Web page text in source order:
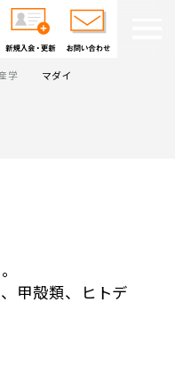
学 マダイ
甲殻類、ヒトデ